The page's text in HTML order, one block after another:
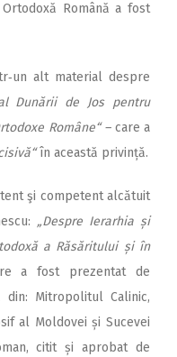
Română a fost
alt material despre
Dunării de Jos pentru
Române“ – care a
în această privință.
şi competent alcătuit
„Despre Ierarhia și
a Răsăritului și în
a fost prezentat de
din: Mitropolitul Calinic,
al Moldovei și Sucevei
citit și aprobat de